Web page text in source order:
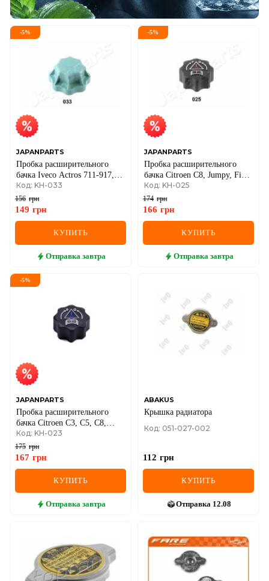
-5%
JAPANPARTS
Пробка расширительного
бачка Iveco Actros 711-917,
1114-2024
Код: KH-033
156 грн
149 грн
КУПИТЬ
Отправка завтра
-5%
JAPANPARTS
Пробка расширительного
бачка Citroen C8, Jumpy, Fiat
Scudo, Peugeot 806, 807
Код: KH-025
174 грн
166 грн
КУПИТЬ
Отправка завтра
-5%
JAPANPARTS
Пробка расширительного
бачка Citroen C3, C5, C8,
Jumpy, Fiat Scudo, Peugeot
106, 206, 307
Код: KH-023
175 грн
167 грн
КУПИТЬ
Отправка завтра
ABAKUS
Крышка радиатора
Код: 051-027-002
112 грн
КУПИТЬ
Отправка 12.08